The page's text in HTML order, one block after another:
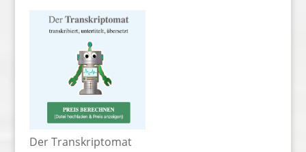
Der Transkriptomat